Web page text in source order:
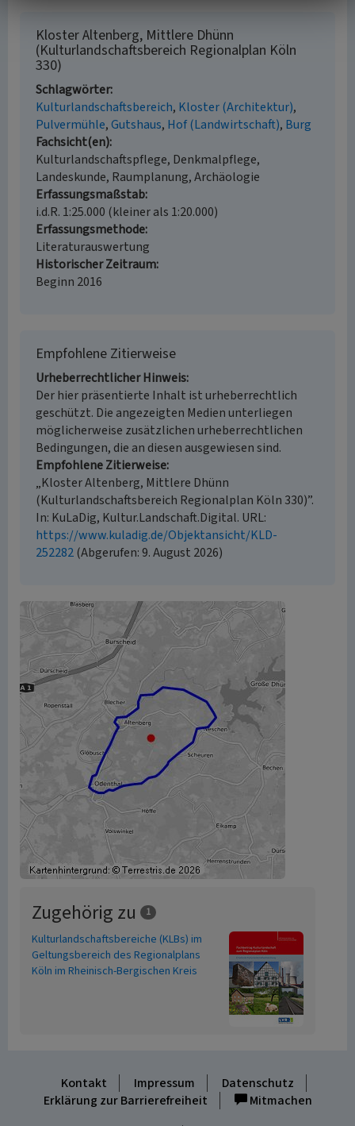
Kloster Altenberg, Mittlere Dhünn
(Kulturlandschaftsbereich Regionalplan Köln
330)
Schlagwörter
Kulturlandschaftsbereich Kloster (Architektur)
Pulvermühle Gutshaus Hof (Landwirtschaft) Burg
Fachsicht(en)
Kulturlandschaftspflege, Denkmalpflege,
Landeskunde, Raumplanung, Archäologie
Erfassungsmaßstab
i.d.R. 1:25.000 (kleiner als 1:20.000)
Erfassungsmethode
Literaturauswertung
Historischer Zeitraum
Beginn 2016
Empfohlene Zitierweise
Urheberrechtlicher Hinweis
Der hier präsentierte Inhalt ist urheberrechtlich
geschützt. Die angezeigten Medien unterliegen
möglicherweise zusätzlichen urheberrechtlichen
Bedingungen, die an diesen ausgewiesen sind.
Empfohlene Zitierweise
„Kloster Altenberg, Mittlere Dhünn
(Kulturlandschaftsbereich Regionalplan Köln 330)”.
In: KuLaDig, Kultur.Landschaft.Digital. URL:
https://www.kuladig.de/Objektansicht/KLD-
252282(Abgerufen: 9. August 2026)
Zugehörig zu 1
Kulturlandschaftsbereiche (KLBs) im
Geltungsbereich des Regionalplans
Köln im Rheinisch-Bergischen Kreis
Kontakt Impressum
Datenschutz
Erklärung zur Barrierefreiheit
Mitmachen